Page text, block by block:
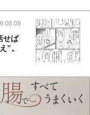
せば
”。